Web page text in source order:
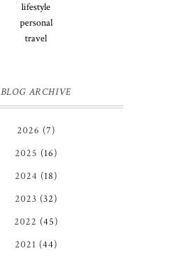
lifestyle
personal
travel
BLOG ARCHIVE
2026 (7)
2025 (16)
2024 (18)
2023 (32)
2022 (45)
2021 (44)